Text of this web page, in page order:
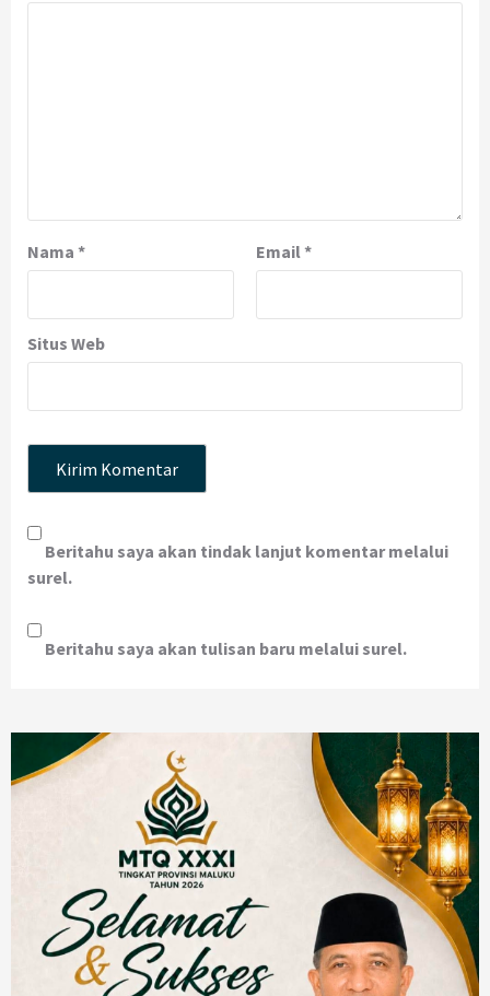
Nama * Email*
Situs Web
Beritahu saya akan tindak lanjut komentar melalui
surel.
Beritahu saya akan tulisan baru melalui surel.